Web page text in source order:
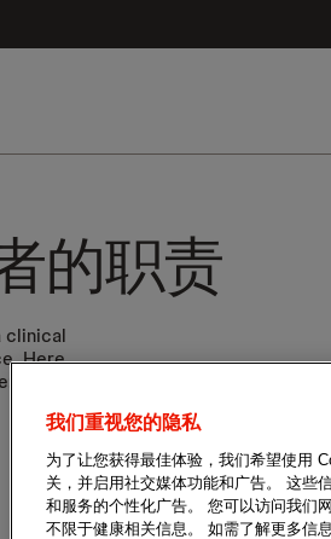
的职责
clinical
Here
我们重视您的隐私
为了让您获得最佳体验，我们希望使用
关，并启用社交媒体功能和广告。 这些
和服务的个性化广告。 您可以访问我们
不限于健康相关信息。 如需了解更多信